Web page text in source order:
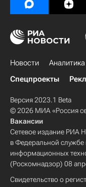
Новости Аналитика
Спецпроекты
Версия 2023.1 Beta
© 2026 МИА «Россия
Вакансии
Сетевое издание РИА
в Федеральной службе
информационных
(Роскомнадзор) 08
Свидетельство о